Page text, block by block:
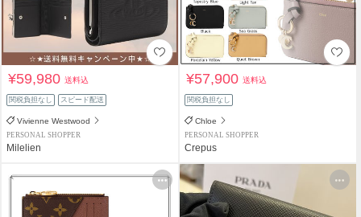
¥59,980送料込
関税負担なし スピード配送
Vivienne Westwood
PERSONAL SHOPPER
Milelien
¥57,900送料込
関税負担なし
Chloe
PERSONAL SHOPPER
Crepus